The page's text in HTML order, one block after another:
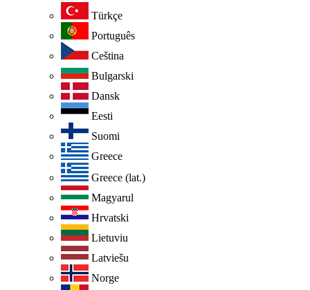
Türkçe
Português
Ceština
Bulgarski
Dansk
Eesti
Suomi
Greece
Greece (lat.)
Magyarul
Hrvatski
Lietuviu
Latviešu
Norge